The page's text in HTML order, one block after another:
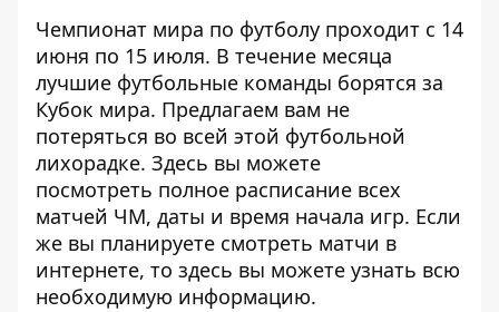
Чемпионат мира по футболу проходит с 14
июня по 15 июля. В течение месяца
лучшие футбольные команды борятся за
Кубок мира. Предлагаем вам не
потеряться во всей этой футбольной
лихорадке. Здесь вы можете
посмотреть полное расписание всех
матчей ЧМ, даты и время начала игр. Если
же вы планируете смотреть матчи в
интернете, то здесь вы можете узнать всю
необходимую информацию.